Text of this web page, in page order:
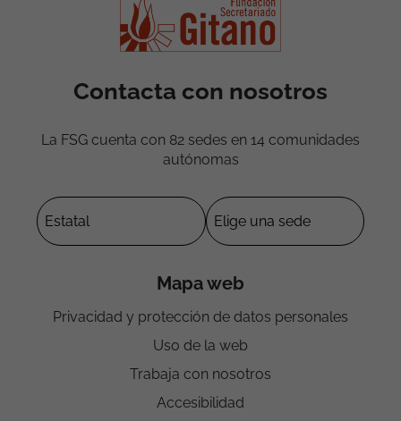
Contacta con nosotros
La FSG cuenta con 82 sedes en 14 comunidades
autónomas
Mapa web
Privacidad y protección de datos personales
Uso de la web
Trabaja con nosotros
Accesibilidad